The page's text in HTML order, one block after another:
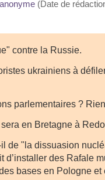
anonyme (Date de
contre la Russie.
ukrainiens à
parlementaires ?
en Bretagne à
de "la dissuasion
d’installer des Rafale
bases en Pologne